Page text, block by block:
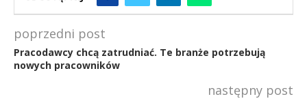
poprzedni post
Pracodawcy chcą zatrudniać. Te branże potrzebują
nowych pracowników
następny post